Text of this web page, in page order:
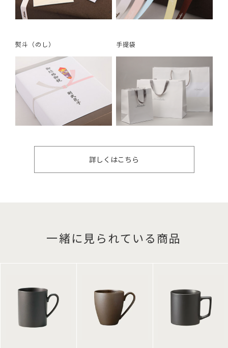
熨斗（のし） 手提袋
詳しくはこちら
一緒に見られている商品